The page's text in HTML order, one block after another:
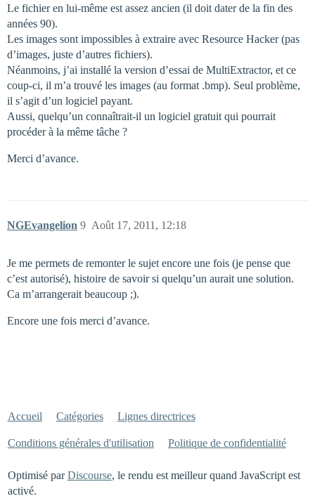
Le fichier en lui-même est assez ancien (il doit dater de la fin des
années 90).
Les images sont impossibles à extraire avec Resource Hacker (pas
d’images, juste d’autres fichiers).
Néanmoins, j’ai installé la version d’essai de MultiExtractor, et ce
coup-ci, il m’a trouvé les images (au format .bmp). Seul problème,
il s’agit d’un logiciel payant.
Aussi, quelqu’un connaîtrait-il un logiciel gratuit qui pourrait
procéder à la même tâche ?
Merci d’avance.
NGEvangelion Août 17, 2011, 12:18
9
Je me permets de remonter le sujet encore une fois (je pense que
c’est autorisé), histoire de savoir si quelqu’un aurait une solution.
Ca m’arrangerait beaucoup ;).
Encore une fois merci d’avance.
Accueil Catégories Lignes directrices
Conditions générales d'utilisation Politique de confidentialité
Optimisé parDiscourse, le rendu est meilleur quand JavaScript est
activé.